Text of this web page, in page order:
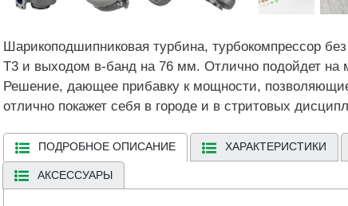
Шарикоподшипниковая турбина, турбокомпрессор
Т3 и выходом в-банд на 76 мм. Отлично подойдет на
Решение, дающее прибавку к мощности,
отлично покажет себя в городе и в стритовых
ПОДРОБНОЕ ОПИСАНИЕ ХАРАКТЕРИСТИКИ
АКСЕССУАРЫ